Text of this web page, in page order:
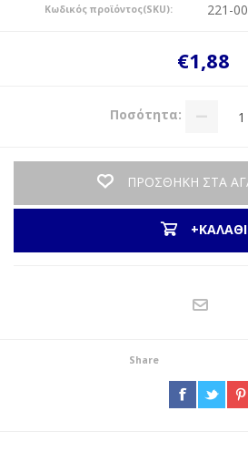
Κωδικός προϊόντος(SKU): 221-
€1,88
Ποσότητα:
ΠΡΟΣΘΗΚΗ ΣΤΑ
+ΚΑΛΑΘΙ
Share